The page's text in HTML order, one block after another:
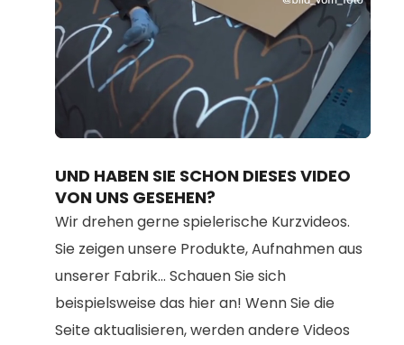
Unmute Loaded
80.67%
UND HABEN SIE SCHON DIESES VIDEO
VON UNS GESEHEN?
Wir drehen gerne spielerische Kurzvideos.
Sie zeigen unsere Produkte, Aufnahmen aus
unserer Fabrik... Schauen Sie sich
beispielsweise das hier an! Wenn Sie die
Seite aktualisieren, werden andere Videos